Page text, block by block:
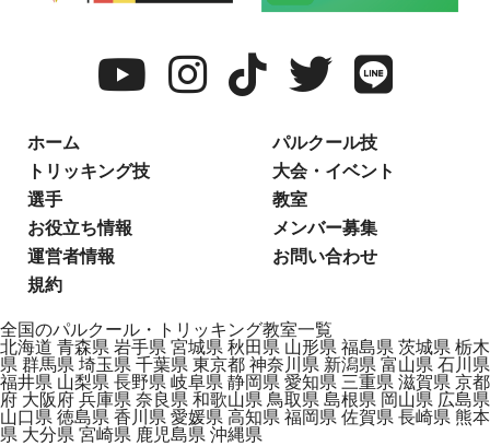
ホーム
パルクール技
トリッキング技
大会・イベント
選手
教室
お役立ち情報
メンバー募集
運営者情報
お問い合わせ
規約
全国のパルクール・トリッキング教室一覧
北海道 青森県 岩手県 宮城県 秋田県 山形県 福島県 茨城県 栃木
県 群馬県 埼玉県 千葉県 東京都 神奈川県 新潟県 富山県 石川県
福井県 山梨県 長野県 岐阜県 静岡県 愛知県 三重県 滋賀県 京都
府 大阪府 兵庫県 奈良県 和歌山県 鳥取県 島根県 岡山県 広島県
山口県 徳島県 香川県 愛媛県 高知県 福岡県 佐賀県 長崎県 熊本
県 大分県 宮崎県 鹿児島県 沖縄県